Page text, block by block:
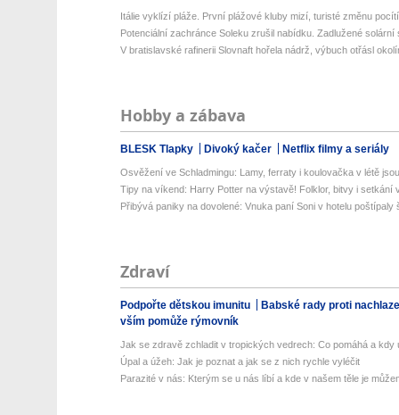
Itálie vyklízí pláže. První plážové kluby mizí, turisté změnu
Potenciální zachránce Soleku zrušil nabídku. Zadlužené solární
V bratislavské rafinerii Slovnaft hořela nádrž, výbuch otřásl
Hobby a zábava
BLESK Tlapky Divoký kačer Netflix filmy a seriály
Osvěžení ve Schladmingu: Lamy, ferraty i koulovačka v létě
Tipy na víkend: Harry Potter na výstavě! Folklor, bitvy i setkání
Přibývá paniky na dovolené: Vnuka paní Soni v hotelu poštípaly
Zdraví
Podpořte dětskou imunitu
Babské rady proti
vším pomůže rýmovník
Jak se zdravě zchladit v tropických vedrech: Co pomáhá a kdy
Úpal a úžeh: Jak je poznat a jak se z nich rychle vyléčit
Parazité v nás: Kterým se u nás líbí a kde v našem těle je